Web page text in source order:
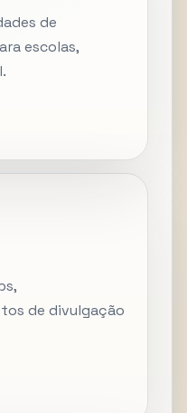
de
escolas,
de divulgação